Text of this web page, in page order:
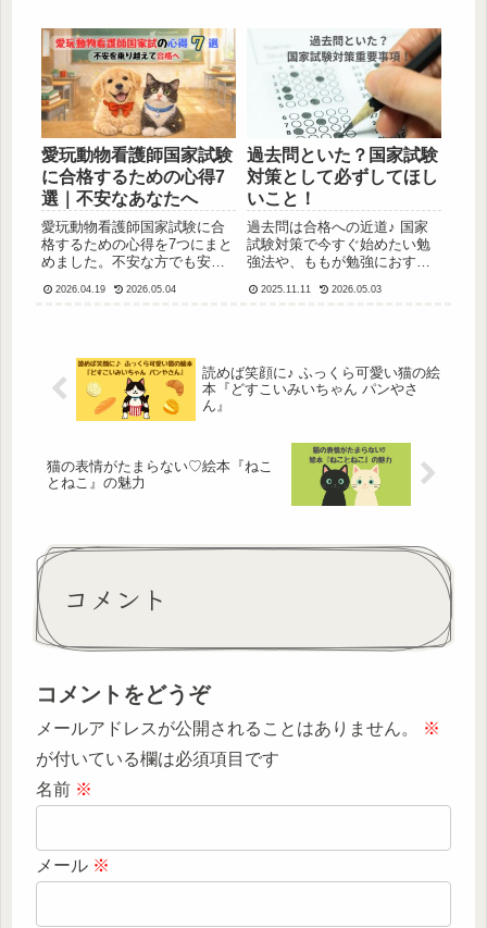
愛玩動物看護師国家試験
に合格するための心得7
選｜不安なあなたへ
愛玩動物看護師国家試験に合
格するための心得を7つにまと
めました。不安な方でも安心
強のコツをわかりやすく解説
2026.04.19 2026.05.04
過去問といた？国家試験
対策として必ずしてほし
いこと！
過去問は合格への近道♪ 国家
試験対策で今すぐ始めたい勉
強法や、ももが勉強におすす
2025.11.11 2026.05.03
読めば笑顔に♪ ふっくら可愛い猫の絵
本『どすこいみいちゃん パンやさ
ん』
猫の表情がたまらない♡絵本『ねこ
とねこ』の魅力
コメント
コメントをどうぞ
メールアドレスが公開されることはありません。
※
が付いている欄は必須項目です
名前 ※
メール ※